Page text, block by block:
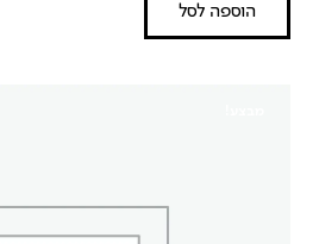
הוספה לסל